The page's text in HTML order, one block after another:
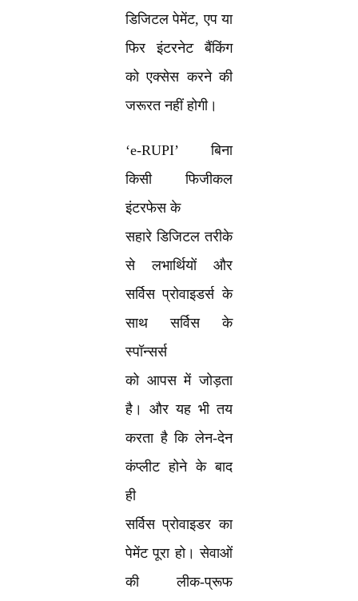
डिजिटल पेमेंट, एप या
फिर इंटरनेट बैंकिंग
को एक्सेस करने की
जरूरत नहीं होगी।
‘e-RUPI’ बिना
किसी फिजीकल
इंटरफेस के
सहारे डिजिटल तरीके
से लभार्थियों और
सर्विस प्रोवाइडर्स के
साथ सर्विस के
स्पॉन्सर्स
को आपस में जोड़ता
है। और यह भी तय
करता है कि लेन-देन
कंप्लीट होने के बाद
ही
सर्विस प्रोवाइडर का
पेमेंट पूरा हो। सेवाओं
की लीक-प्रूफ